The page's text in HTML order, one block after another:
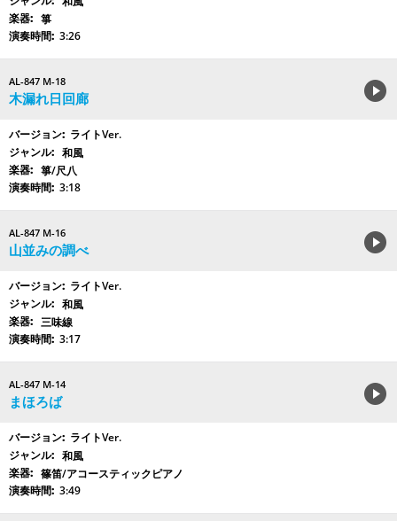
箏
3:26
AL-847 M-18
木漏れ日回廊
ライトVer.
和風
箏/尺八
3:18
AL-847 M-16
山並みの調べ
ライトVer.
和風
三味線
3:17
AL-847 M-14
まほろば
ライトVer.
和風
篠笛/アコースティックピアノ
3:49